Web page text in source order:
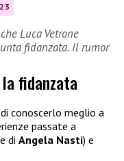
Luca Vetrone
fidanzata. Il rumor
fidanzata
conoscerlo meglio a
passate a
di Angela Nasti) e